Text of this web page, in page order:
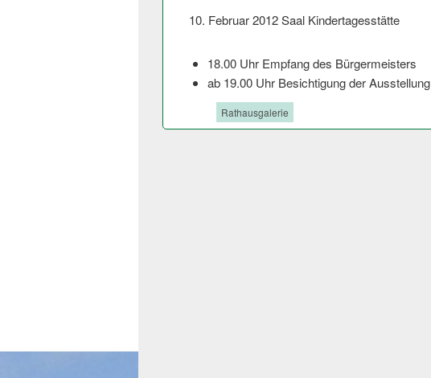
10. Februar 2012 Saal Kindertagesstätte
18.00 Uhr Empfang des Bürgermeisters
ab 19.00 Uhr Besichtigung der Ausstellung
Rathausgalerie